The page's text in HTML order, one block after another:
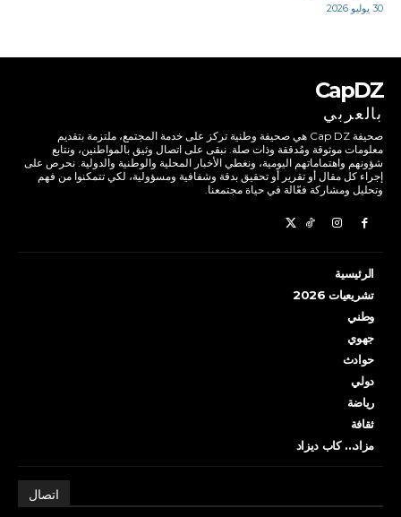
30 يوليو 2026
CapDZ
بالعربي
صحيفة Cap DZ هي صحيفة وطنية تركز على خدمة المجتمع، ملتزمة بتقديم
معلومات موثوقة ومُدققة وذات صلة. نبقى على اتصال وثيق بالمواطنين، ونتابع
شؤونهم واهتماماتهم اليومية، ونغطي الأخبار المحلية والوطنية والدولية. نحرص على
إجراء كل مقال أو تقرير أو تحقيق بدقة وشفافية ومسؤولية، لكي تتمكنوا من فهم
وتحليل ومشاركة فعّالة في حياة مجتمعنا.
الرئيسية
تشريعيات 2026
وطني
جهوي
حوادث
دولي
رياضة
ثقافة
مزاد… كاب ديزاد
اتصال